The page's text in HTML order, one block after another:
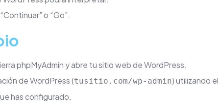
o “Go”.
phpMyAdmin y abre tu sitio web de WordPress.
de WordPress (tusitio.com/wp-admin) utilizando el
has configurado.